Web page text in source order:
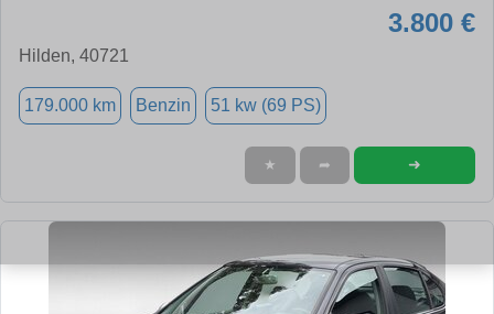
3.800 €
Hilden, 40721
179.000 km Benzin 51 kw (69 PS)
★ ➦ ➜